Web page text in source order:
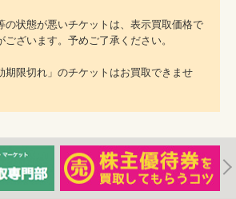
の状態が悪いチケットは、表示買取価格で
ざいます。予めご了承ください。
期限切れ」のチケットはお買取できませ